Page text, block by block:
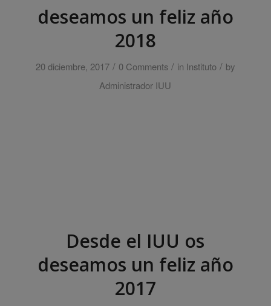
deseamos un feliz año
2018
20 diciembre, 2017 / 0 Comments / in Instituto / by
Administrador IUU
Desde el IUU os
deseamos un feliz año
2017